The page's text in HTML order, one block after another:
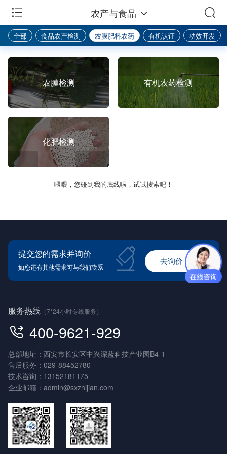
农产与食品
全部 食品农产检测 农膜肥料农药 有机认证 功效开发
农膜检测 有机农药检测
化肥检测
喂喂，您碰到我的底线啦，试试搜索吧！
提交您的需求并询价
如您还有其他需求可与我们联系
去询价
服务热线 （7*24小时专线服务）
400-9621-929
总部地址：西安市长安区中兴深蓝科技产业园B4-1
售后服务： 029-88452780
技术咨询： 13152181175
企业邮箱： admin@sxzhijian.com